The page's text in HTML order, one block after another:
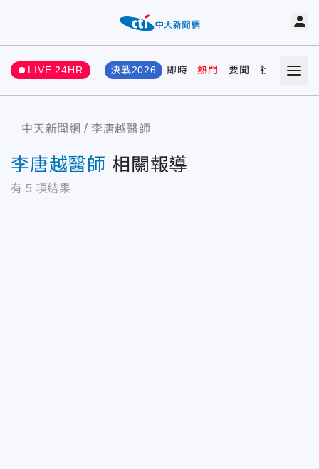
LIVE 24HR 決戰2026 即時 熱門 要聞 社會 娛樂
中天新聞網 李唐越醫師
李唐越醫師 相關報導
有 5 項結果